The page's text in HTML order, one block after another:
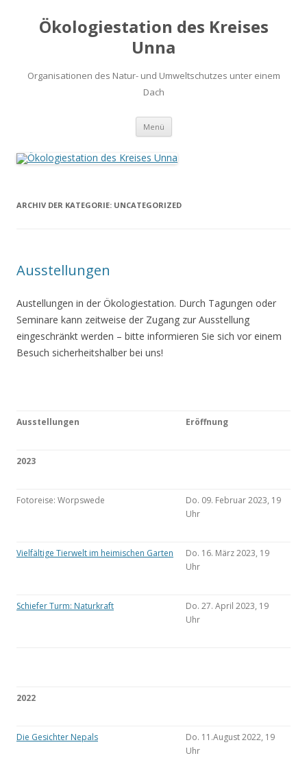
Ökologiestation des Kreises
Unna
Organisationen des Natur- und Umweltschutzes unter einem
Dach
Menü Zum
springen
ARCHIV DER KATEGORIE: UNCATEGORIZED
Ausstellungen
Austellungen in der Ökologiestation. Durch Tagungen oder
Seminare kann zeitweise der Zugang zur Ausstellung
eingeschränkt werden – bitte informieren Sie sich vor einem
Besuch sicherheitshalber bei uns!
Ausstellungen Eröffnung
2023
Fotoreise: Worpswede
Do. 09. Februar 2023, 19
Uhr
Vielfältige Tierwelt im heimischen Garten
Do. 16. März 2023, 19
Uhr
Schiefer Turm: Naturkraft
Do. 27. April 2023, 19
Uhr
2022
Die Gesichter Nepals
Do. 11.August 2022, 19
Uhr